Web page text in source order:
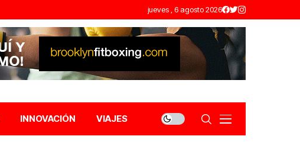
jueves , 6 agosto 2026
INNOVACIÓN VIAJES